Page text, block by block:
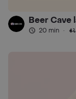
Beer Cave
20 min ·